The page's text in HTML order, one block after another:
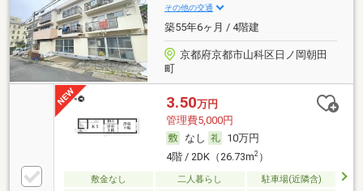
その他の交通
築55年6ヶ月 / 4階建
京都府京都市山科区日ノ岡朝田
町
3.50万円
管理費5,000円
なし
10万円
4階 / 2DK（26.73m2）
敷金なし 二人暮らし
駐車場(近隣含)